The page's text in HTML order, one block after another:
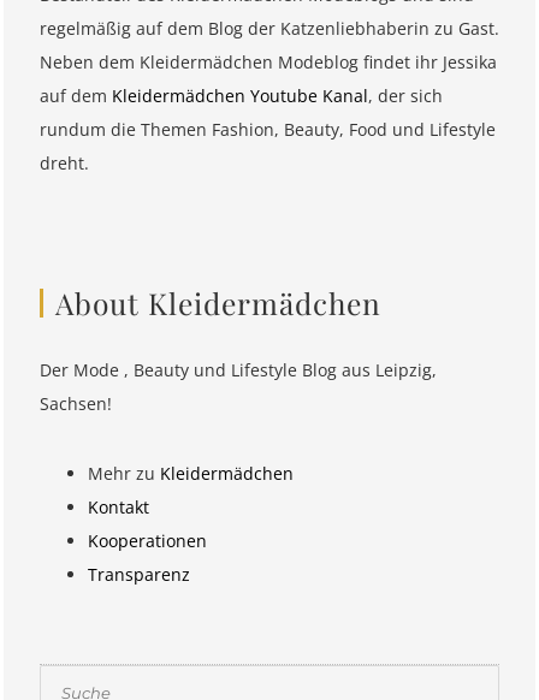
regelmäßig auf dem Blog der Katzenliebhaberin zu Gast.
Neben dem Kleidermädchen Modeblog findet ihr Jessika
auf dem Kleidermädchen Youtube Kanal, der sich
rundum die Themen Fashion, Beauty, Food und Lifestyle
dreht.
About Kleidermädchen
Der Mode , Beauty und Lifestyle Blog aus Leipzig,
Sachsen!
Mehr zu Kleidermädchen
Kontakt
Kooperationen
Transparenz